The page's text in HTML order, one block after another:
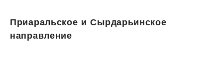
Приаральское и Сырдарьинское
направление